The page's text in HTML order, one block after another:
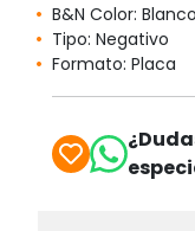
B&N Color:
Tipo: Negativo
Formato: Placa